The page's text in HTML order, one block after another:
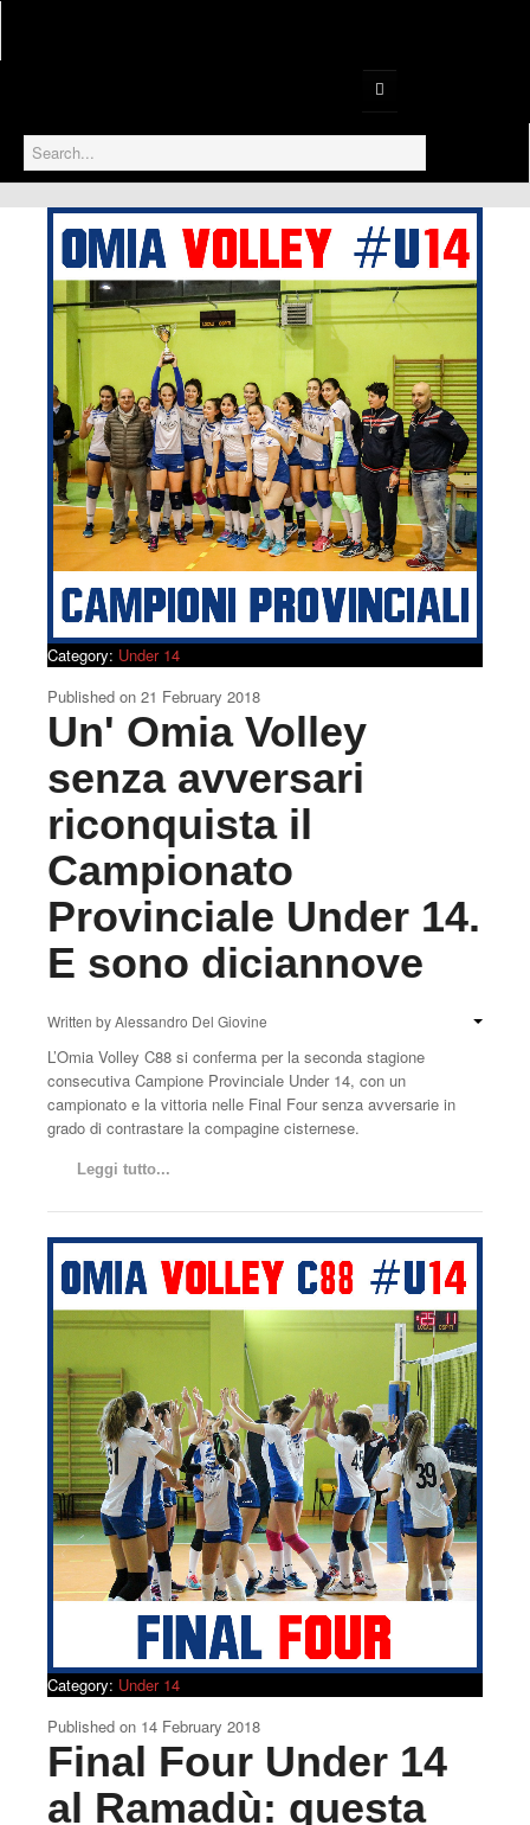
Serie B2
Prima Divisione
Serie D
Settore Giovanile
Under 18
Under 17
Under 16
Under 13
Calendario
Category: Under 14
Published on 21 February 2018
Un' Omia Volley
senza avversari
riconquista il
Campionato
Provinciale Under 14.
E sono diciannove
Written byAlessandro Del Giovine
L’Omia Volley C88 si conferma per la seconda stagione
consecutiva Campione Provinciale Under 14, con un
campionato e la vittoria nelle Final Four senza avversarie in
grado di contrastare la compagine cisternese.
Leggi tutto...
Category: Under 14
Published on 14 February 2018
Final Four Under 14
al Ramadù: questa